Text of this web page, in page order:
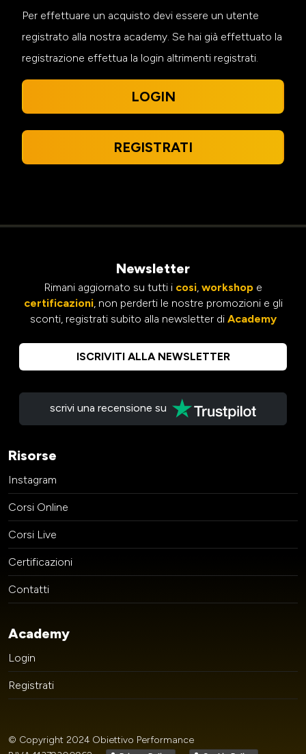
Per effettuare un acquisto devi essere un utente
registrato alla nostra academy. Se hai già effettuato la
registrazione effettua la login altrimenti registrati.
LOGIN
REGISTRATI
Newsletter
Rimani aggiornato su tutti i cosi workshop e
certificazioni, non perderti le nostre promozioni e gli
sconti, registrati subito alla newsletter di Academy
ISCRIVITI ALLA NEWSLETTER
scrivi una recensione su
Risorse
Instagram
Corsi Online
Corsi Live
Certificazioni
Contatti
Academy
Login
Registrati
© Copyright 2024 Obiettivo Performance